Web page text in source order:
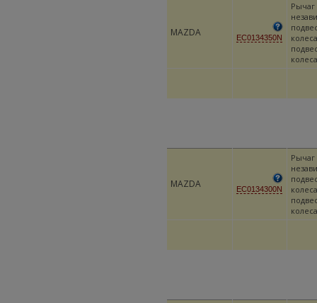
MAZDA EC0134350N
Рычаг
колеса
MAZDA EC0134300N
Рычаг
колеса